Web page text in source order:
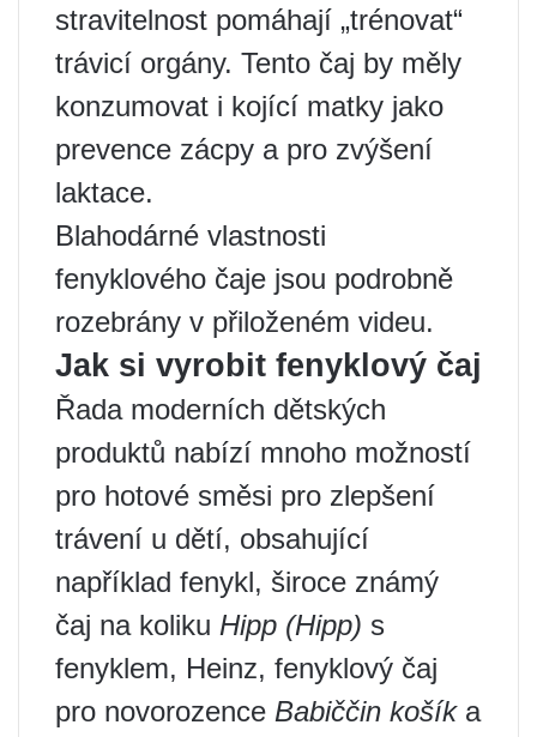
stravitelnost pomáhají „trénovat“
trávicí orgány. Tento čaj by měly
konzumovat i kojící matky jako
prevence zácpy a pro zvýšení
laktace.
Blahodárné vlastnosti
fenyklového čaje jsou podrobně
rozebrány v přiloženém videu.
Jak si vyrobit fenyklový čaj
Řada moderních dětských
produktů nabízí mnoho možností
pro hotové směsi pro zlepšení
trávení u dětí, obsahující
například fenykl, široce známý
čaj na koliku Hipp (Hipp) s
fenyklem, Heinz, fenyklový čaj
pro novorozence Babiččin košíka